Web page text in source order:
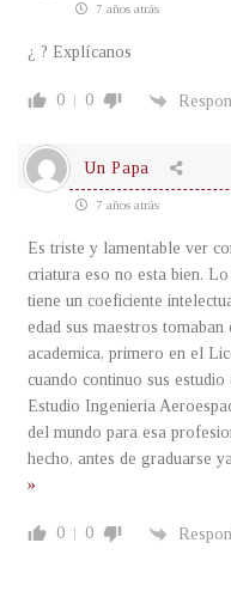
7 años atrás
¿ ? Explícanos
0 0
Un Papa
7 años atrás
Es triste y lamentable ver
criatura eso no esta bien.
tiene un coeficiente
edad sus maestros
academica, primero en el
cuando continuo sus
Estudio Ingenieria
del mundo para esa
hecho, antes de graduarse
»
0 0